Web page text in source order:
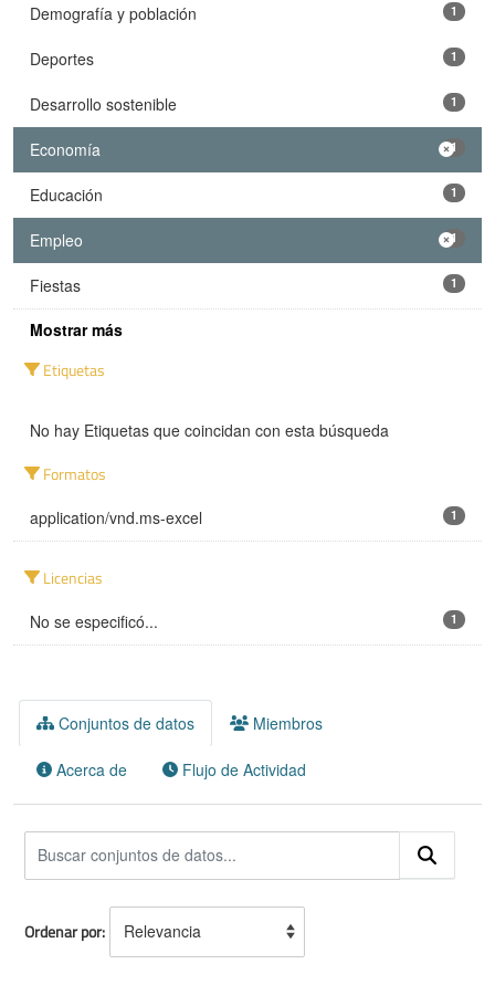
Demografía y población 1
Deportes 1
Desarrollo sostenible 1
Economía 1
Educación 1
Empleo 1
Fiestas 1
Mostrar más
Etiquetas
No hay Etiquetas que coincidan con esta búsqueda
Formatos
application/vnd.ms-excel 1
Licencias
No se especificó... 1
Conjuntos de datos Miembros
Acerca de Flujo de Actividad
Ordenar por